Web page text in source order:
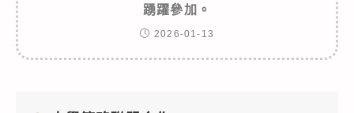
踴躍參加。
2026-01-13